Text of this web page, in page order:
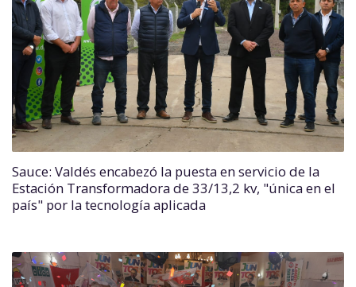
Sauce: Valdés encabezó la puesta en servicio de la
Estación Transformadora de 33/13,2 kv, "única en el
país" por la tecnología aplicada